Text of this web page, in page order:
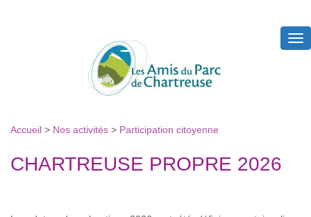
Accueil > Nos activités > Participation citoyenne
CHARTREUSE PROPRE 2026